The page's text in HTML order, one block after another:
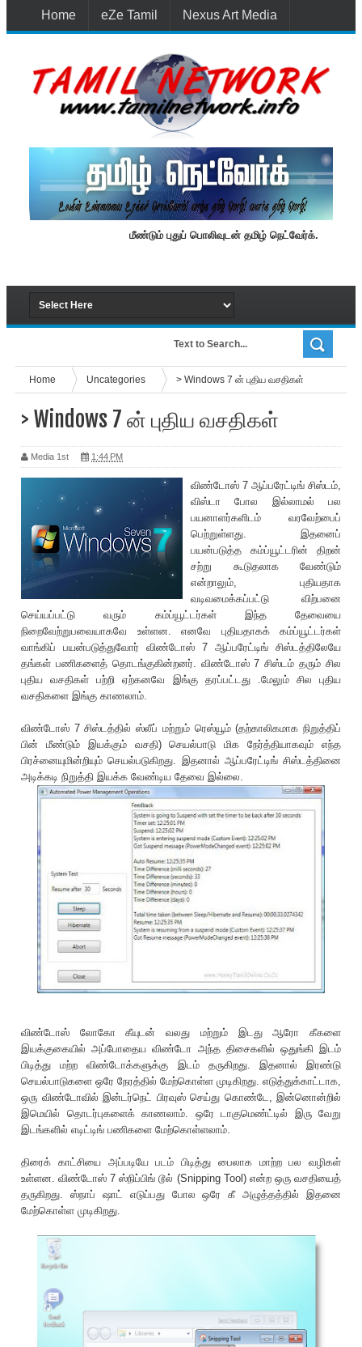
Home eZe Tamil Nexus Art Media
மீண்டும் புதுப் பொலிவுடன் தமிழ் நெட்வேர்க்.
Home Uncategories > Windows 7 ன் புதிய வசதிகள்
> Windows 7 ன் புதிய வசதிகள்
Media 1st 1:44 PM
விண்டோஸ் 7 ஆப்பரேட்டிங் சிஸ்டம்,
விஸ்டா போல இல்லாமல் பல
பயனாளர்களிடம் வரவேற்பைப்
பெற்றுள்ளது. இதனைப்
பயன்படுத்த கம்ப்யூட்டரின் திறன்
சற்று கூடுதலாக வேண்டும்
என்றாலும், புதியதாக
வடிவமைக்கப்பட்டு விற்பனை
செய்யப்பட்டு வரும் கம்ப்யூட்டர்கள் இந்த தேவையை
நிறைவேற்றுபவையாகவே உள்ளன. எனவே புதியதாகக் கம்ப்யூட்டர்கள்
வாங்கிப் பயன்படுத்துவோர் விண்டோஸ் 7 ஆப்பரேட்டிங் சிஸ்டத்திலேயே
தங்கள் பணிகளைத் தொடங்குகின்றனர். விண்டோஸ் 7 சிஸ்டம் தரும் சில
புதிய வசதிகள் பற்றி ஏற்கனவே இங்கு தரப்பட்டது .மேலும் சில புதிய
வசதிகளை இங்கு காணலாம்.
விண்டோஸ் 7 சிஸ்டத்தில் ஸ்லீப் மற்றும் ரெஸ்யூம் (தற்காலிகமாக நிறுத்திப்
பின் மீண்டும் இயக்கும் வசதி) செயல்பாடு மிக நேர்த்தியாகவும் எந்த
பிரச்னையுமின்றியும் செயல்படுகிறது. இதனால் ஆப்பரேட்டிங் சிஸ்டத்தினை
அடிக்கடி நிறுத்தி இயக்க வேண்டிய தேவை இல்லை.
விண்டோஸ் லோகோ கீயுடன் வலது மற்றும் இடது ஆரோ கீகளை
இயக்குகையில் அப்போதைய விண்டோ அந்த திசைகளில் ஒதுங்கி இடம்
பிடித்து மற்ற விண்டோக்களுக்கு இடம் தருகிறது. இதனால் இரண்டு
செயல்பாடுகளை ஒரே நேரத்தில் மேற்கொள்ள முடிகிறது. எடுத்துக்காட்டாக,
ஒரு விண்டோவில் இன்டர்நெட் பிரவுஸ் செய்து கொண்டே, இன்னொன்றில்
இமெயில் தொடர்புகளைக் காணலாம். ஒரே டாகுமெண்ட்டில் இரு வேறு
இடங்களில் எடிட்டிங் பணிகளை மேற்கொள்ளலாம்.
திரைக் காட்சியை அப்படியே படம் பிடித்து பைலாக மாற்ற பல வழிகள்
உள்ளன. விண்டோஸ் 7 ஸ்நிப்பிங் டூல் (Snipping Tool) என்ற ஒரு வசதியைத்
தருகிறது. ஸ்நாப் ஷாட் எடுப்பது போல ஒரே கீ அழுத்தத்தில் இதனை
மேற்கொள்ள முடிகிறது.